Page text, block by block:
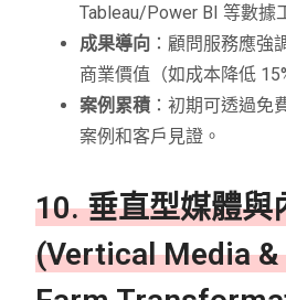
Tableau/Power BI 等數據
成果導向 ：顧問服務應強
商業價值（如成本降低
案例累積 ：初期可透過免
案例和客戶見證。
10. 垂直型媒體與
(Vertical Media